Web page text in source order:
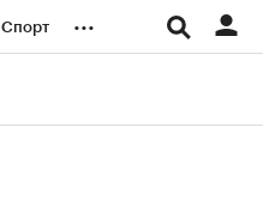
Спорт ...